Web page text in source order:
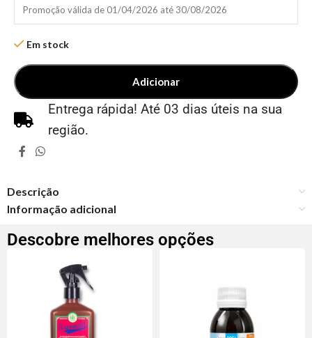
Promoção válida de 01/04/2026 até 30/08/2026
Em stock
Adicionar
Entrega rápida! Até 03 dias úteis na sua
região.
Descrição
Informação adicional
Descobre melhores opções